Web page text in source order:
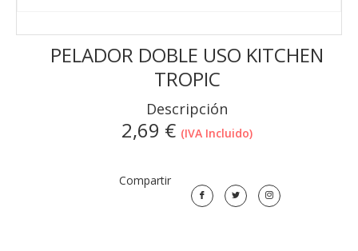
PELADOR DOBLE USO KITCHEN
TROPIC
Descripción
2,69 € (IVA Incluido)
Compartir